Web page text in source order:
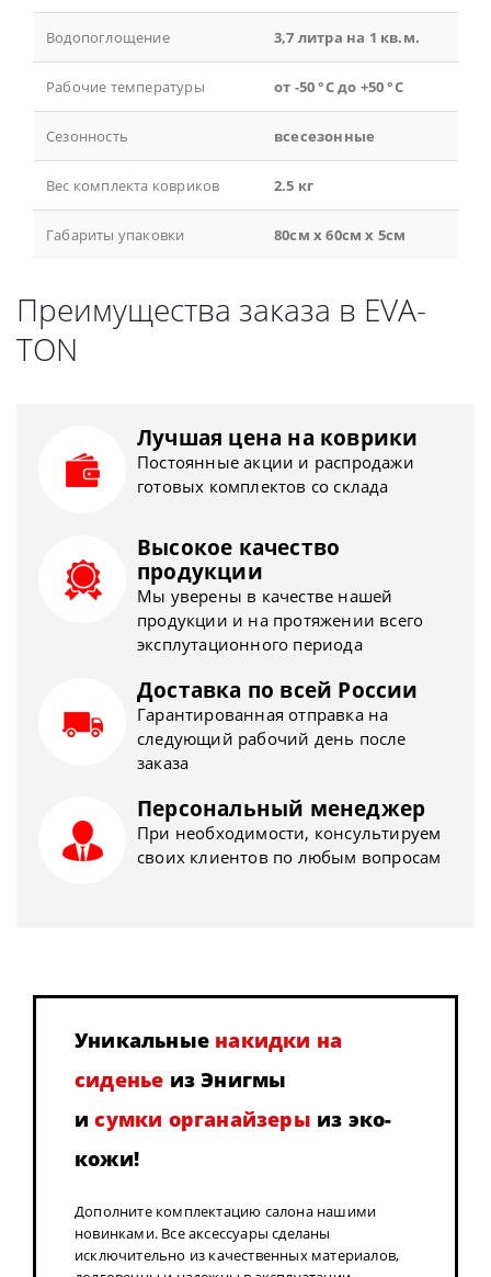
Водопоглощение 3,7 литра на 1 кв.м.
Рабочие температуры от -50 °С до +50 °С
Сезонность всесезонные
Вес комплекта ковриков 2.5 кг
Габариты упаковки 80см x 60см x 5см
Преимущества заказа в EVA-
TON
Лучшая цена на коврики
Постоянные акции и распродажи
готовых комплектов со склада
Высокое качество
продукции
Мы уверены в качестве нашей
продукции и на протяжении всего
эксплутационного периода
Доставка по всей России
Гарантированная отправка на
следующий рабочий день после
заказа
Персональный менеджер
При необходимости, консультируем
своих клиентов по любым вопросам
Уникальные накидки на
сиденье из Энигмы
исумки органайзеры из эко-
кожи!
Дополните комплектацию салона нашими
новинками. Все аксессуары сделаны
исключительно из качественных материалов,